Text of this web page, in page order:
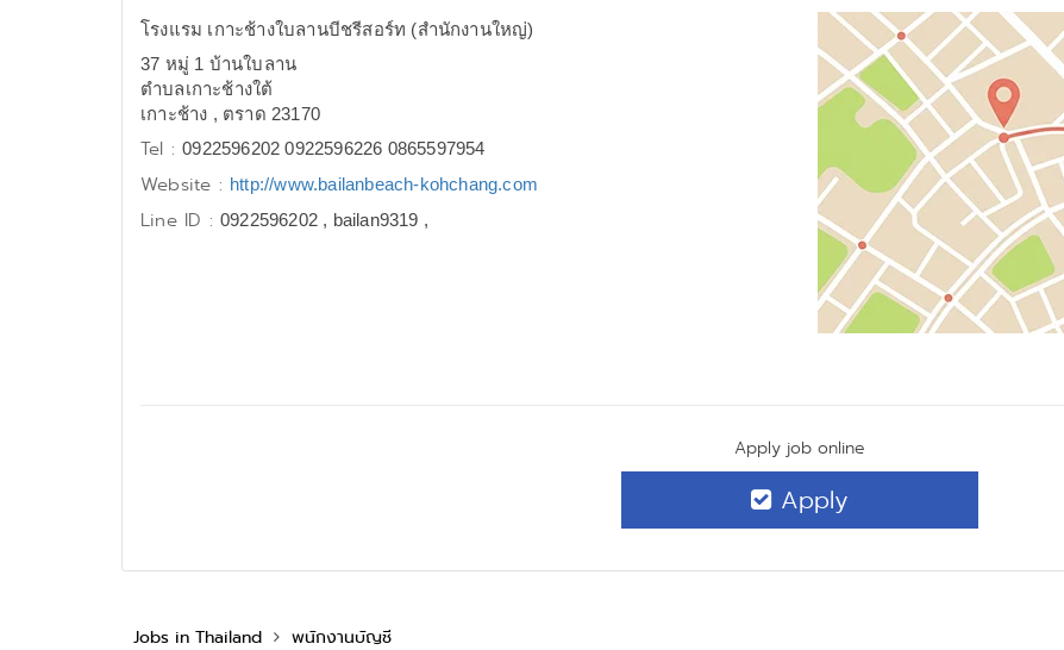
โรงแรม เกาะช้างใบลานบีชรีสอร์ท (สำนักงานใหญ่)
37 หมู่ 1 บ้านใบลาน
ตำบลเกาะช้างใต้
เกาะช้าง , ตราด 23170
Tel :0922596202 0922596226 0865597954
Website : http://www.bailanbeach-kohchang.com
Line ID : 0922596202 , bailan9319 ,
Apply job online
Apply
Jobs in Thailand พนักงานบัญชี